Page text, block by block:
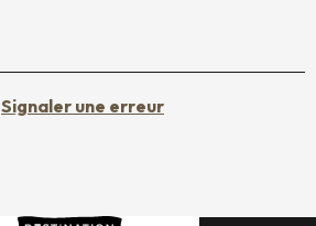
Signaler une erreur